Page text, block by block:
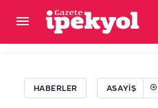
HABERLER ASAYIŞ
Şanlıurfa’da taşlı sopalı